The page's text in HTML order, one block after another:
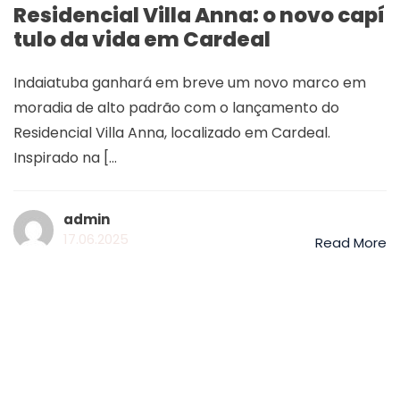
Residencial Villa Anna: o novo capí
tulo da vida em Cardeal
Indaiatuba ganhará em breve um novo marco em
moradia de alto padrão com o lançamento do
Residencial Villa Anna, localizado em Cardeal.
Inspirado na [...
admin
17.06.2025
Read More